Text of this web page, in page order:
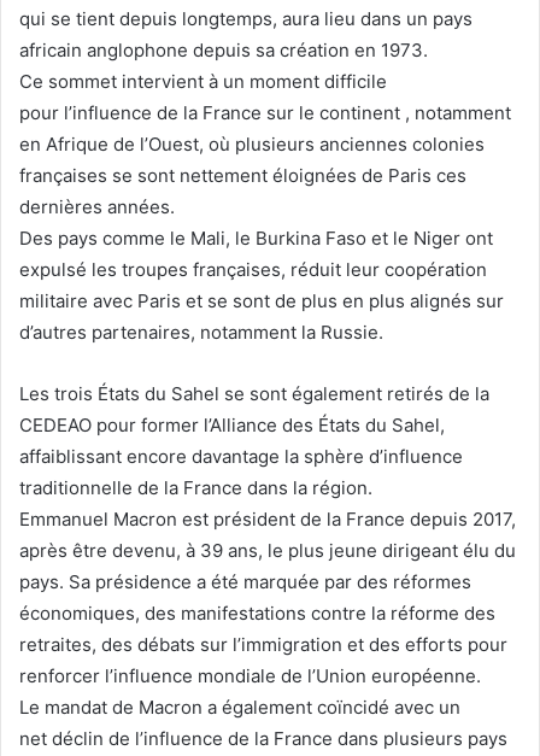
qui se tient depuis longtemps, aura lieu dans un pays
africain anglophone depuis sa création en 1973.
Ce sommet intervient à un moment difficile
pour l’influence de la France sur le continent , notamment
en Afrique de l’Ouest, où plusieurs anciennes colonies
françaises se sont nettement éloignées de Paris ces
dernières années.
Des pays comme le Mali, le Burkina Faso et le Niger ont
expulsé les troupes françaises, réduit leur coopération
militaire avec Paris et se sont de plus en plus alignés sur
d’autres partenaires, notamment la Russie.
Les trois États du Sahel se sont également retirés de la
CEDEAO pour former l’Alliance des États du Sahel,
affaiblissant encore davantage la sphère d’influence
traditionnelle de la France dans la région.
Emmanuel Macron est président de la France depuis 2017,
après être devenu, à 39 ans, le plus jeune dirigeant élu du
pays. Sa présidence a été marquée par des réformes
économiques, des manifestations contre la réforme des
retraites, des débats sur l’immigration et des efforts pour
renforcer l’influence mondiale de l’Union européenne.
Le mandat de Macron a également coïncidé avec un
net déclin de l’influence de la France dans plusieurs pays